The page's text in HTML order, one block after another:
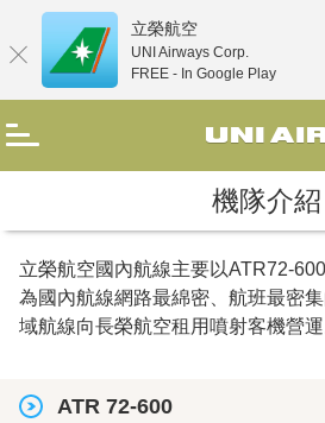
機隊介紹
立榮航空國內航線主要以ATR72-
為國內航線網路最綿密、航班最密
域航線向長榮航空租用噴射客機營運
ATR 72-600
立榮航空
UNI Airways Corp.
FREE - In Google Play